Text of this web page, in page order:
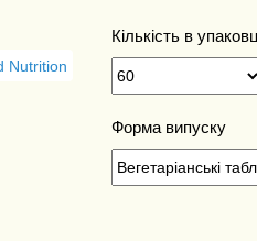
Кількість в
Форма випуску